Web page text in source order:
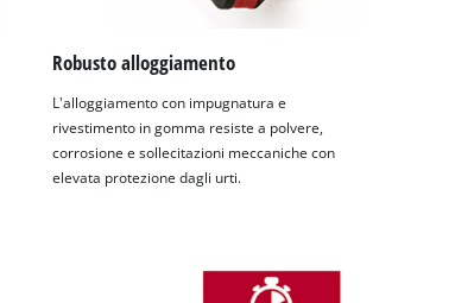
Robusto alloggiamento
L'alloggiamento con impugnatura e
rivestimento in gomma resiste a polvere,
corrosione e sollecitazioni meccaniche con
elevata protezione dagli urti.